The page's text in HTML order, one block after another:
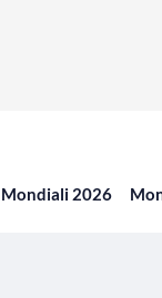
Mondiali 2026